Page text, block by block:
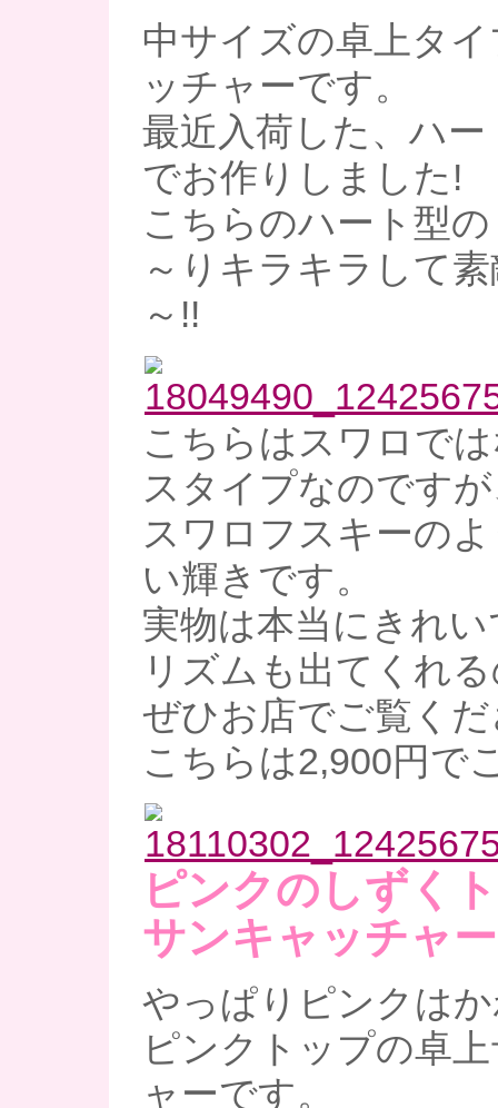
中サイズの卓上タ
ッチャーです。
最近入荷した、ハ
でお作りしました!
こちらのハート型
～りキラキラして
～!!
こちらはスワロで
スタイプなのです
スワロフスキーの
い輝きです。
実物は本当にきれ
リズムも出てくれ
ぜひお店でご覧く
こちらは2,900円で
ピンクのしずく
サンキャッチャー
やっぱりピンクは
ピンクトップの卓
ャーです。